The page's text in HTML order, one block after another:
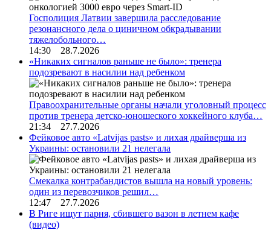
Госполиция Латвии завершила расследование
резонансного дела о циничном обкрадывании
тяжелобольного…
14:30 28.7.2026
«Никаких сигналов раньше не было»: тренера
подозревают в насилии над ребенком
Правоохранительные органы начали уголовный процесс
против тренера детско-юношеского хоккейного клуба…
21:34 27.7.2026
Фейковое авто «Latvijas pasts» и лихая драйверша из
Украины: остановили 21 нелегала
Смекалка контрабандистов вышла на новый уровень:
один из перевозчиков решил…
12:47 27.7.2026
В Риге ищут парня, сбившего вазон в летнем кафе
(видео)